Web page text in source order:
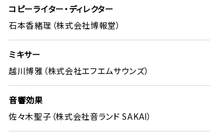
コピーライター・ディレクター
石本香緒理（株式会社博報堂）
ミキサー
越川博雅（株式会社エフエムサウンズ）
音響効果
佐々木聖子（株式会社音ランド SAKAI）